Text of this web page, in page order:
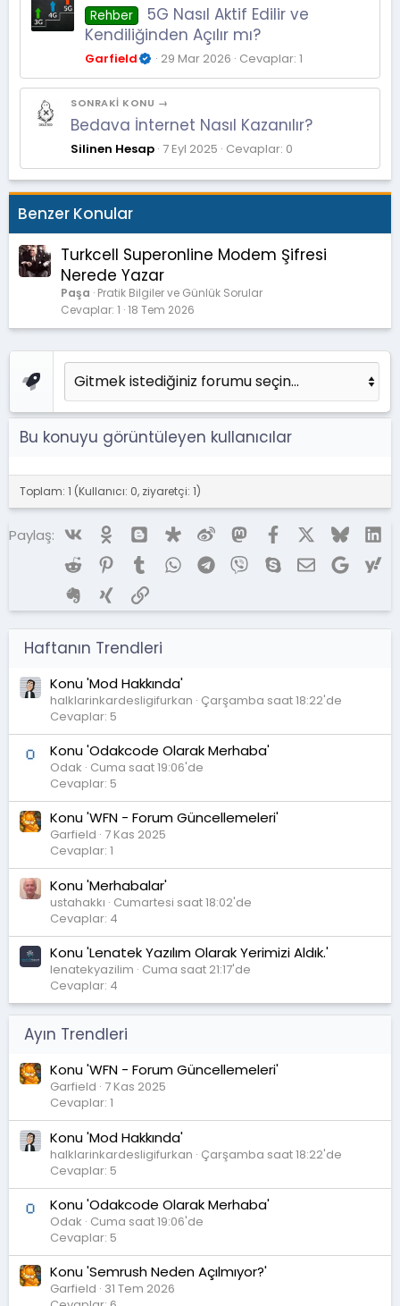
Rehber
5G Nasıl Aktif Edilir ve
Kendiliğinden Açılır mı?
Garfield 29 Mar 2026 Cevaplar: 1
SONRAKI KONU →
Bedava İnternet Nasıl Kazanılır?
Silinen Hesap 7 Eyl 2025 Cevaplar: 0
Benzer Konular
Turkcell Superonline Modem Şifresi
Nerede Yazar
Paşa Pratik Bilgiler ve Günlük Sorular
Cevaplar 1 18 Tem 2026
Bu konuyu görüntüleyen kullanıcılar
Toplam: 1 (Kullanıcı: 0, ziyaretçi: 1)
Paylaş: Vk BloggerDiaspora
Weibo MastodonFacebookX (Twitter)
Bluesky
Reddit Pinterest
TumblrWhatsAppTelegram
ViberSkypeE-postaGoogle
Evernote
Xing Link
Haftanın Trendleri
Konu 'Mod Hakkında'
halklarinkardesligifurkan Çarşamba saat 18:22'de
Cevaplar: 5
Konu 'Odakcode Olarak Merhaba'
Odak Cuma saat 19:06'de
Cevaplar: 5
Konu 'WFN - Forum Güncellemeleri'
Garfield 7 Kas 2025
Cevaplar: 1
Konu 'Merhabalar'
ustahakkı Cumartesi saat 18:02'de
Cevaplar: 4
Konu 'Lenatek Yazılım Olarak Yerimizi Aldık.'
lenatekyazilim Cuma saat 21:17'de
Cevaplar: 4
Ayın Trendleri
Konu 'WFN - Forum Güncellemeleri'
Garfield 7 Kas 2025
Cevaplar: 1
Konu 'Mod Hakkında'
halklarinkardesligifurkan Çarşamba saat 18:22'de
Cevaplar: 5
Konu 'Odakcode Olarak Merhaba'
Odak Cuma saat 19:06'de
Cevaplar: 5
Konu 'Semrush Neden Açılmıyor?'
Garfield 31 Tem 2026